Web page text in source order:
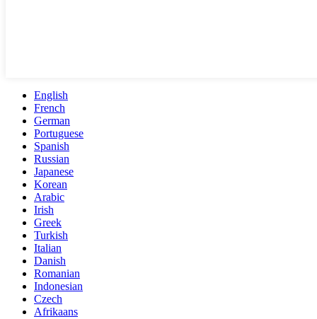
English
French
German
Portuguese
Spanish
Russian
Japanese
Korean
Arabic
Irish
Greek
Turkish
Italian
Danish
Romanian
Indonesian
Czech
Afrikaans